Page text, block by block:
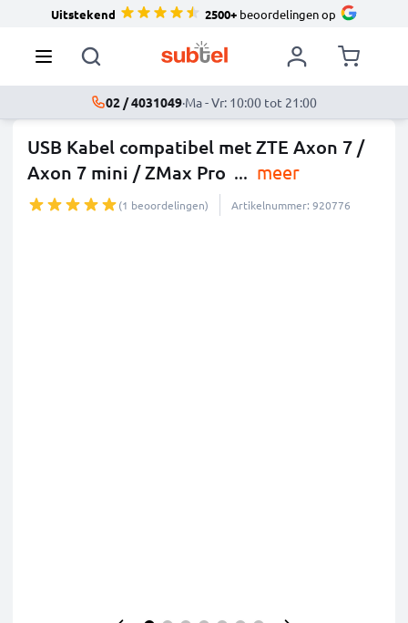
Uitstekend 2500+beoordelingen op
02 / 4031049·Ma - Vr: 10:00 tot 21:00
USB Kabel compatibel met ZTE Axon 7 /
Axon 7 mini / ZMax Pro ... meer
(1 beoordelingen) Artikelnummer: 920776